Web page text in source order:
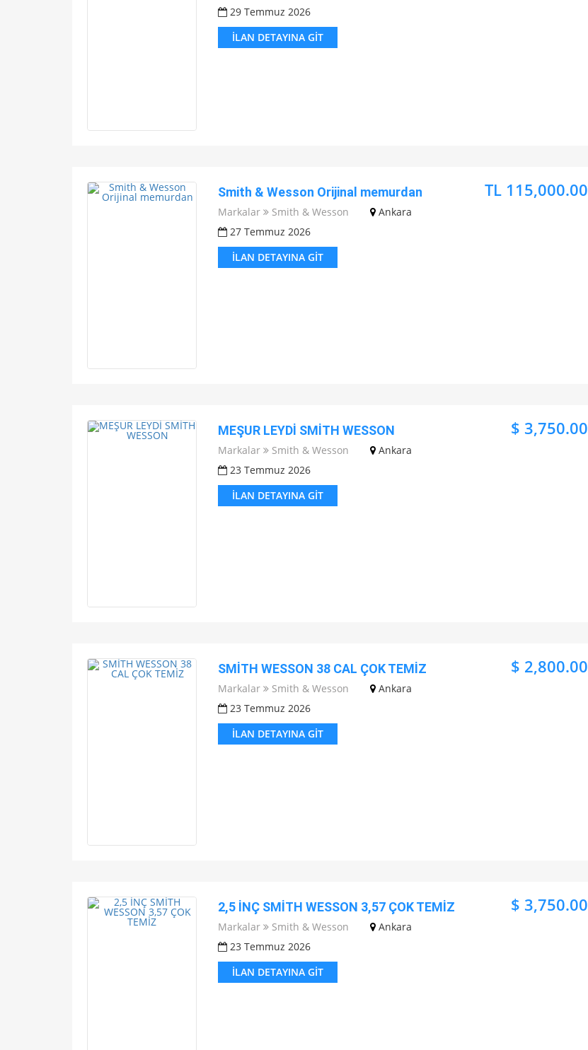
29 Temmuz 2026
İLAN DETAYINA GIT
Smith & Wesson Orijinal memurdan
Markalar Smith & Wesson
Ankara
27 Temmuz 2026
İLAN DETAYINA GIT
TL 115,000.00
MEŞUR LEYDİ SMİTH WESSON
Markalar Smith & Wesson
Ankara
23 Temmuz 2026
İLAN DETAYINA GIT
$ 3,750.00
SMİTH WESSON 38 CAL ÇOK TEMİZ
Markalar Smith & Wesson
Ankara
23 Temmuz 2026
İLAN DETAYINA GIT
$ 2,800.00
2,5 İNÇ SMİTH WESSON 3,57 ÇOK TEMİZ
Markalar Smith & Wesson
Ankara
23 Temmuz 2026
İLAN DETAYINA GIT
$ 3,750.00